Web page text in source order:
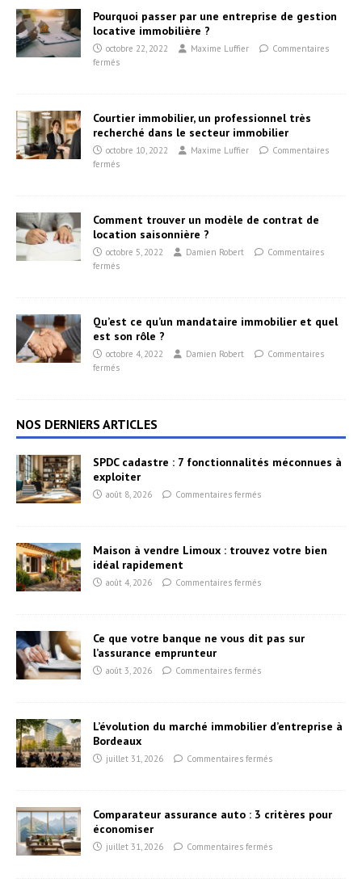
Pourquoi passer par une entreprise de gestion
locative immobilière ?
octobre 22, 2022 Maxime Luffier
Commentaires
fermés
Courtier immobilier, un professionnel très
recherché dans le secteur immobilier
octobre 10, 2022 Maxime Luffier
Commentaires
fermés
Comment trouver un modèle de contrat de
location saisonnière ?
octobre 5, 2022 Damien Robert
Commentaires
fermés
Qu’est ce qu’un mandataire immobilier et quel
est son rôle ?
octobre 4, 2022 Damien Robert
Commentaires
fermés
NOS DERNIERS ARTICLES
SPDC cadastre : 7 fonctionnalités méconnues à
exploiter
août 8, 2026 Commentaires fermés
Maison à vendre Limoux : trouvez votre bien
idéal rapidement
août 4, 2026 Commentaires fermés
Ce que votre banque ne vous dit pas sur
l’assurance emprunteur
août 3, 2026 Commentaires fermés
L’évolution du marché immobilier d’entreprise à
Bordeaux
juillet 31, 2026 Commentaires fermés
Comparateur assurance auto : 3 critères pour
économiser
juillet 31, 2026 Commentaires fermés